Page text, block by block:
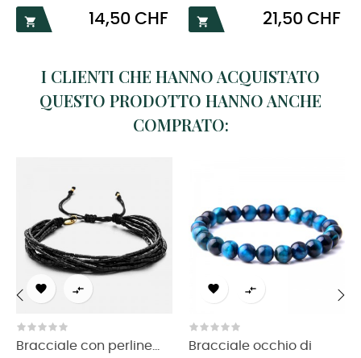

Prezzo
14,50 CHF 
Prezzo
21,50 CHF
I CLIENTI CHE HANNO ACQUISTATO
QUESTO PRODOTTO HANNO ANCHE
COMPRATO:
 
Bracciale con perline...
 
Bracciale occhio di
‹